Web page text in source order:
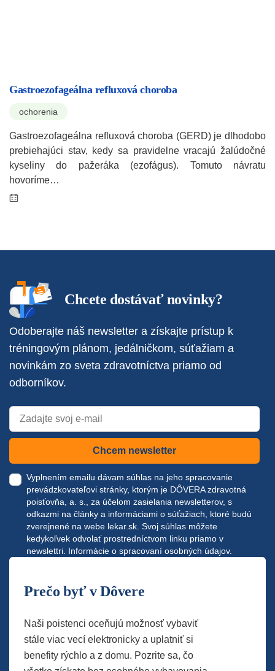
Gastroezofageálna refluxová choroba
ochorenia
Gastroezofageálna refluxová choroba (GERD) je dlhodobo
prebiehajúci stav, kedy sa pravidelne vracajú žalúdočné
kyseliny do pažeráka (ezofágus). Tomuto návratu
hovoríme…
Chcete dostávať novinky?
Odoberajte náš newsletter a získajte prístup k
tréningovým plánom, jedálničkom, súťažiam a
novinkám zo sveta zdravotníctva priamo od
odborníkov.
Chcem newsletter
Vyplnením emailu dávam súhlas na jeho spracovanie
prevádzkovateľovi stránky, ktorým je DÔVERA zdravotná
poisťovňa, a. s., za účelom zasielania newsletterov, s
odkazmi na články a informáciami o súťažiach, ktoré budú
zverejnené na webe lekar.sk . Svoj súhlas môžete
kedykoľvek odvolať prostredníctvom linku priamo v
newslettri. Informácie o spracovaní osobných údajov.
Prečo byť v Dôvere
Naši poistenci oceňujú možnosť vybaviť
stále viac vecí elektronicky a uplatniť si
benefity rýchlo a z domu. Pozrite sa, čo